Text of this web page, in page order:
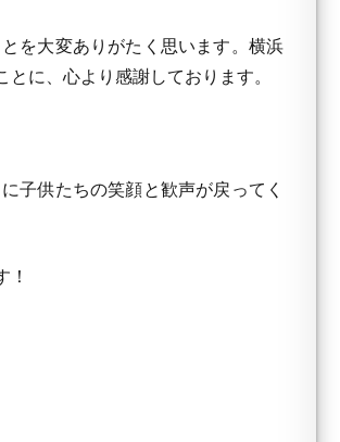
を大変ありがたく思います。横浜
に、心より感謝しております。
子供たちの笑顔と歓声が戻ってく
！